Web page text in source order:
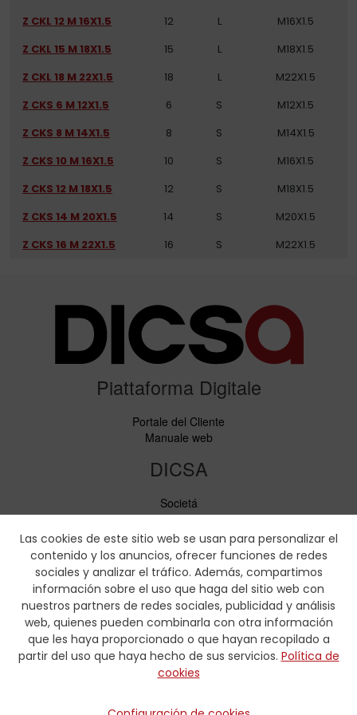
Las cookies de este sitio web se usan para personalizar el
contenido y los anuncios, ofrecer funciones de redes
sociales y analizar el tráfico. Además, compartimos
información sobre el uso que haga del sitio web con
nuestros partners de redes sociales, publicidad y análisis
web, quienes pueden combinarla con otra información
que les haya proporcionado o que hayan recopilado a
partir del uso que haya hecho de sus servicios. Política de
cookies
Z CKL 12 M 16X1.5
12 L
M16X1.5
Z CKL 15 M 18X1.5
15 L
M18X1.5
Z CKL 18 M 22X1.5
18 L
M22X1.5
Z CKS 6 M 12X1.5
6 S
M12X1.5
Z CKS 8 M 14X1.5
8 S
M14X1.5
Z CKS 10 M 16X1.5
10 S
M16X1.5
Z CKS 12 M 18X1.5
12 S
M18X1.5
Z CKS 14 M 20X1.5
14 S
M20X1.5
Z CKS 16 M 22X1.5
16 S M22X1.5
Piattaforma Digitale
Portale del Cliente
Manuale web
DICSA
Societá
Notizie ed Eventi
Servizi
Codice di condotta
Responsabilità sociale
Scaricare
Cataloghi di vendita
Certificati
Tabelle di pressatura
Formulario idraulica